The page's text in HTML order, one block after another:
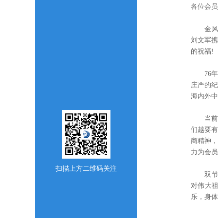
扫描上方二维码关注
各位会
金风送
刘文军
的祝福!
76年沧
庄严的
海内外
当前，
们越要
商精神
力为会
双节同
对伟大
乐，身